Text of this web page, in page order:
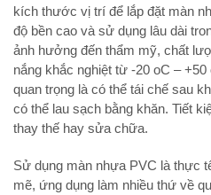
kích thước vị trí để lắp đặt màn
độ bền cao và sử dụng lâu dài
ảnh hưởng đến thẩm mỹ, chất
nắng khắc nghiệt từ -20 oC –
quan trọng là có thể tái chế sau
có thể lau sạch bằng khăn. Tiết
thay thế hay sửa chữa.
Sử dụng màn nhựa PVC là thực
mẽ, ứng dụng làm nhiều thứ về